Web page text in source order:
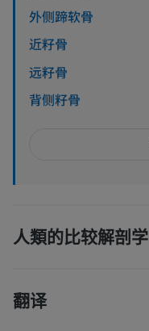
外侧蹄软骨
近籽骨
远籽骨
背侧籽骨
人類的比较解剖学
翻译